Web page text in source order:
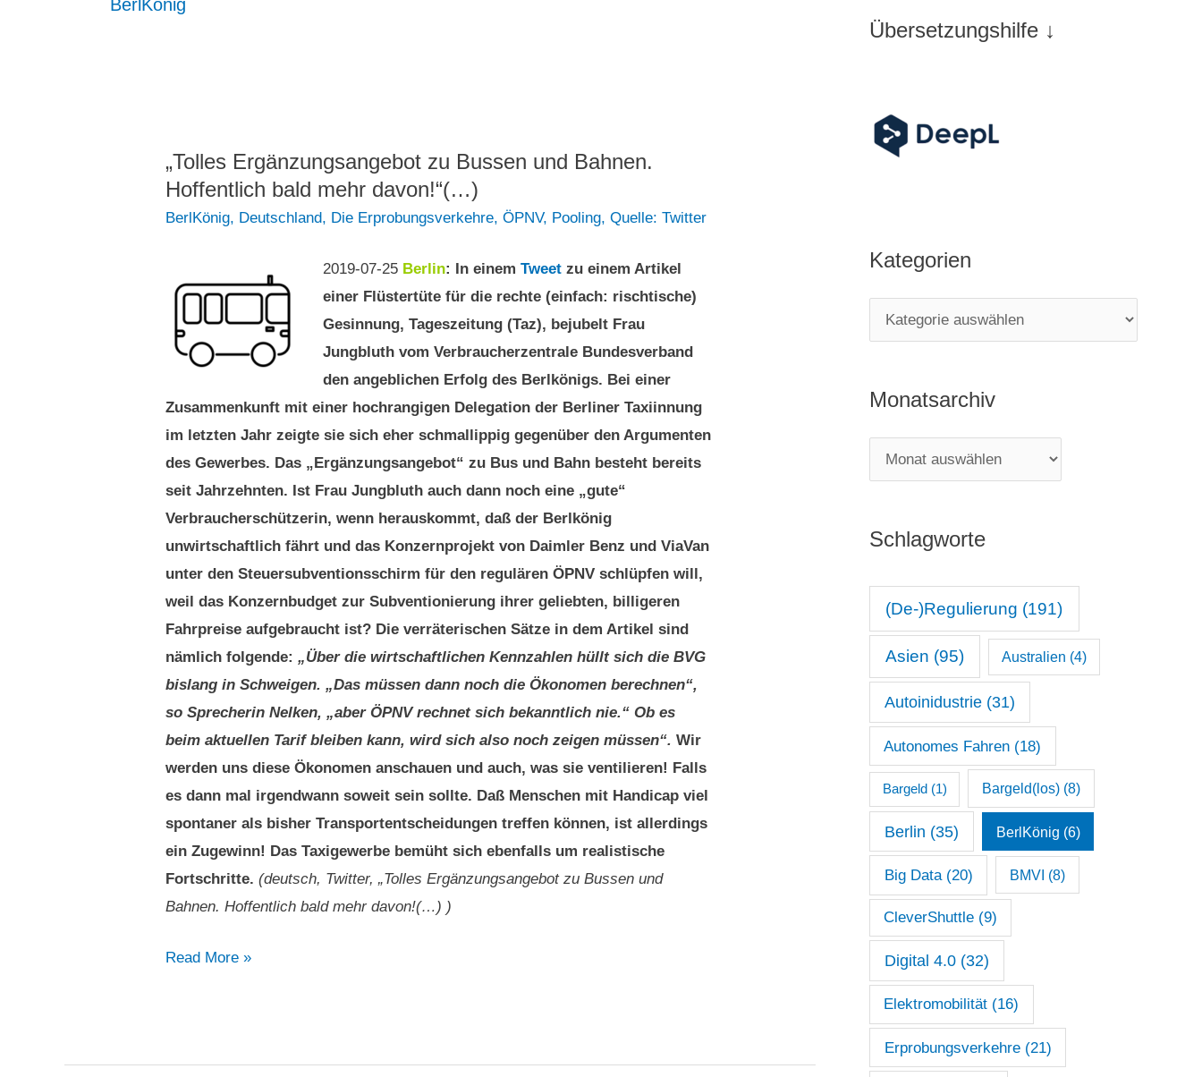
BerlKönig
„Tolles Ergänzungsangebot zu Bussen und Bahnen.
Hoffentlich bald mehr davon!“(…)
BerlKönig, Deutschland, Die Erprobungsverkehre,ÖPNV, Pooling,Quelle: Twitter
2019-07-25 Berlin: In einem Tweetzu einem Artikel
einer Flüstertüte für die rechte (einfach: rischtische)
Gesinnung, Tageszeitung (Taz), bejubelt Frau
Jungbluth vom Verbraucherzentrale Bundesverband
den angeblichen Erfolg des Berlkönigs. Bei einer
Zusammenkunft mit einer hochrangigen Delegation der Berliner Taxiinnung
im letzten Jahr zeigte sie sich eher schmallippig gegenüber den Argumenten
des Gewerbes. Das „Ergänzungsangebot“ zu Bus und Bahn besteht bereits
seit Jahrzehnten. Ist Frau Jungbluth auch dann noch eine „gute“
Verbraucherschützerin, wenn herauskommt, daß der Berlkönig
unwirtschaftlich fährt und das Konzernprojekt von Daimler Benz und ViaVan
unter den Steuersubventionsschirm für den regulären ÖPNV schlüpfen will,
weil das Konzernbudget zur Subventionierung ihrer geliebten, billigeren
Fahrpreise aufgebraucht ist? Die verräterischen Sätze in dem Artikel sind
nämlich folgende:„Über die wirtschaftlichen Kennzahlen hüllt sich die BVG
bislang in Schweigen. „Das müssen dann noch die Ökonomen berechnen“,
so Sprecherin Nelken, „aber ÖPNV rechnet sich bekanntlich nie.“ Ob es
beim aktuellen Tarif bleiben kann, wird sich also noch zeigen müssen“. Wir
werden uns diese Ökonomen anschauen und auch, was sie ventilieren! Falls
es dann mal irgendwann soweit sein sollte. Daß Menschen mit Handicap viel
spontaner als bisher Transportentscheidungen treffen können, ist allerdings
ein Zugewinn! Das Taxigewerbe bemüht sich ebenfalls um realistische
Fortschritte. (deutsch, Twitter, „Tolles Ergänzungsangebot zu Bussen und
Bahnen. Hoffentlich bald mehr davon!(…) )
„Tolles
und
Read More »
Übersetzungshilfe ↓
Kategorien
a
e
g
n
Monatsarchiv
o
a
a
h
Schlagworte
(De-)Regulierung (191)
Asien (95) Australien (4)
Autoinidustrie(31)
Autonomes Fahren (18)
Bargeld (1) Bargeld(los)(8)
Berlin (35) BerlKönig (6)
Big Data(20) BMVI (8)
CleverShuttle(9)
Digital 4.0(32)
Elektromobilität (16)
Erprobungsverkehre(21)